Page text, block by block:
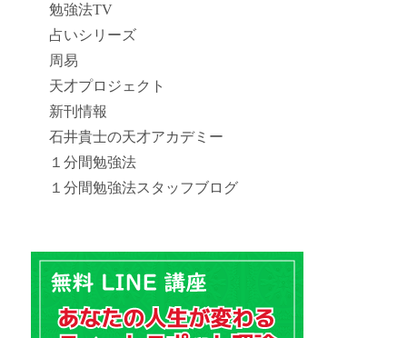
勉強法TV
占いシリーズ
周易
天才プロジェクト
新刊情報
石井貴士の天才アカデミー
１分間勉強法
１分間勉強法スタッフブログ